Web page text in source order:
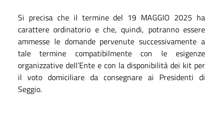
Si precisa che il termine del 19 MAGGIO 2025 ha
carattere ordinatorio e che, quindi, potranno essere
ammesse le domande pervenute successivamente a
tale termine compatibilmente con le esigenze
organizzative dell’Ente e con la disponibilità dei kit per
il voto domiciliare da consegnare ai Presidenti di
Seggio.